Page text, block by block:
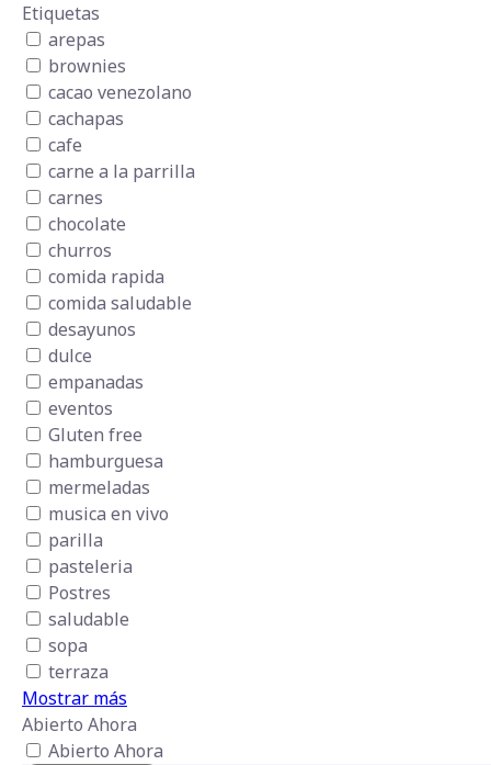
Etiquetas
arepas
brownies
cacao venezolano
cachapas
cafe
carne a la parrilla
carnes
chocolate
churros
comida rapida
comida saludable
desayunos
dulce
empanadas
eventos
Gluten free
hamburguesa
mermeladas
musica en vivo
parilla
pasteleria
Postres
saludable
sopa
terraza
Mostrar más
Abierto Ahora
Abierto Ahora